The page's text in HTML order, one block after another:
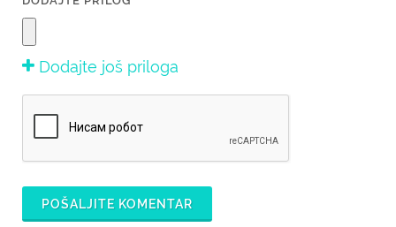
Dodajte još priloga
POŠALJITE KOMENTAR